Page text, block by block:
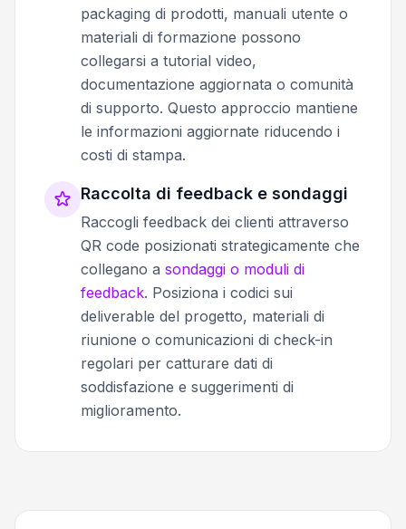
packaging di prodotti, manuali utente o
materiali di formazione possono
collegarsi a tutorial video,
documentazione aggiornata o comunità
di supporto. Questo approccio mantiene
le informazioni aggiornate riducendo i
costi di stampa.
Raccolta di feedback e sondaggi
Raccogli feedback dei clienti attraverso
QR code posizionati strategicamente che
collegano a sondaggi o moduli di
feedback. Posiziona i codici sui
deliverable del progetto, materiali di
riunione o comunicazioni di check-in
regolari per catturare dati di
soddisfazione e suggerimenti di
miglioramento.